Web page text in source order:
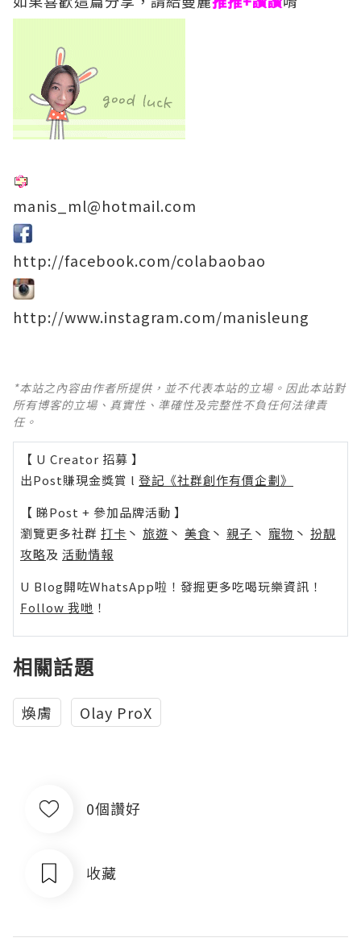
manis_ml@hotmail.com
http://facebook.com/colabaobao
http://www.instagram.com/manisleung
*本站之內容由作者所提供，並不代表本站的立場。因此本站對
所有博客的立場、真實性、準確性及完整性不負任何法律責
任。
【 U Creator 招募 】
出Post賺現金獎賞 l 登記《社群創作有價企劃》
【 睇Post + 參加品牌活動 】
瀏覽更多社群 打卡 丶 旅遊 丶 美食 丶 親子 丶 寵物 丶 扮靚
攻略及 活動情報
U Blog開咗WhatsApp啦！發掘更多吃喝玩樂資訊！
Follow 我哋 ！
相關話題
煥膚 Olay ProX
0個讚好
收藏